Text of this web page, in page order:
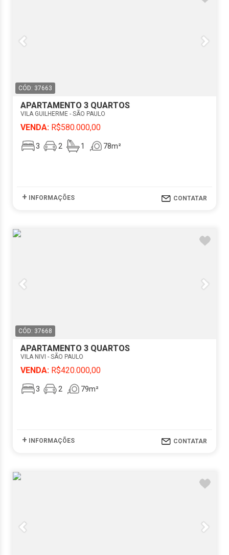
CÓD: 37663
APARTAMENTO 3 QUARTOS
VILA GUILHERME - SÃO PAULO
VENDA: R$580.000,00
3 2 1 78m²
+ INFORMAÇÕES CONTATAR
CÓD: 37668
APARTAMENTO 3 QUARTOS
VILA NIVI - SÃO PAULO
VENDA: R$420.000,00
3 2 79m²
+ INFORMAÇÕES CONTATAR